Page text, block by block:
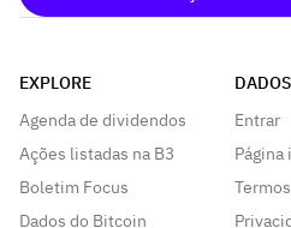
EXPLORE
Agenda de dividendos
Ações listadas na B3
Boletim Focus
Dados do Bitcoin
Entrar